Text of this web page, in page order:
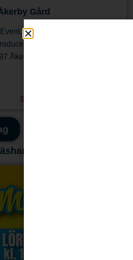
Gård
Event, nöje och Kultur
Åkerby
Stängt
– kommande